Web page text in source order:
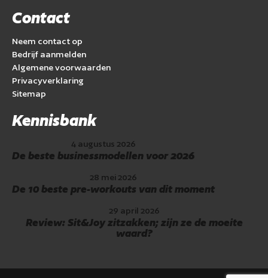
Contact
Neem contact op
Bedrijf aanmelden
Algemene voorwaarden
Privacyverklaring
Sitemap
Kennisbank
4 augustus 2026
De beste businessmodellen voor 2026
28 mei 2026
De 10 beste pre-workouts van dit moment
29 april 2026
Review: Sit&Joy zitzakken; zijn ze de moeite
waard?